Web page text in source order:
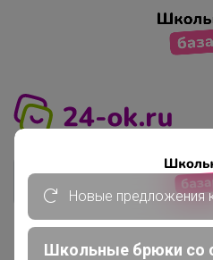
Новые предложения
Школьные брюки со